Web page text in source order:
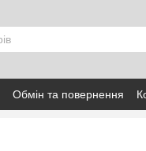
Обмін та повернення